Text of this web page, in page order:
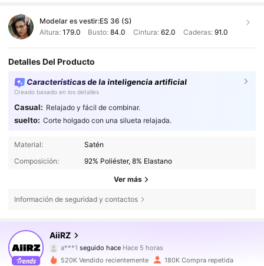
Modelar es vestir:ES 36 (S)
Altura: 179.0 Busto:84.0 Cintura: 62.0 Caderas: 91.0
Detalles Del Producto
Características de la inteligencia artificial
Creado basado en los detalles
Casual: Relajado y fácil de combinar.
suelto: Corte holgado con una silueta relajada.
Material:
Satén
Composición:
92% Poliéster, 8% Elastano
Ver más
Información de seguridad y contactos
AiiRZ
a***1seguido hace
c***s está navegando
4,81
698K Seguidores
520K Vendido recientemente 180K Compra repetida